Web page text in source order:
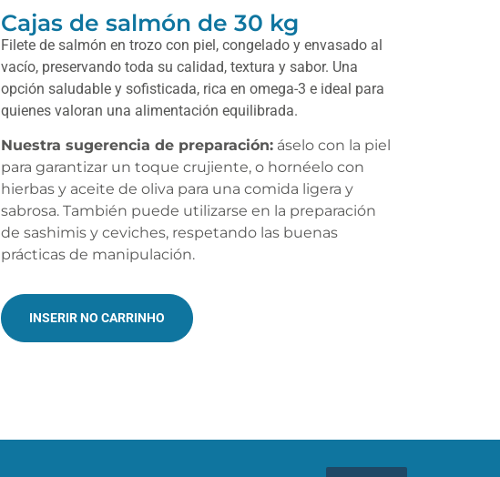
Cajas de salmón de 30 kg
Filete de salmón en trozo con piel, congelado y envasado al
vacío, preservando toda su calidad, textura y sabor. Una
opción saludable y sofisticada, rica en omega-3 e ideal para
quienes valoran una alimentación equilibrada.
Nuestra sugerencia de preparación: áselo con la piel
para garantizar un toque crujiente, o hornéelo con
hierbas y aceite de oliva para una comida ligera y
sabrosa. También puede utilizarse en la preparación
de sashimis y ceviches, respetando las buenas
prácticas de manipulación.
INSERIR NO CARRINHO